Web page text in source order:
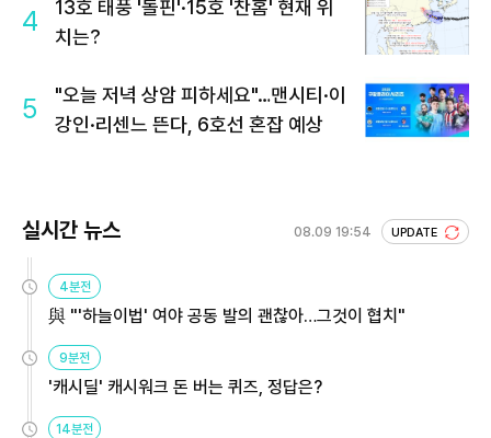
4
13호 태풍 '돌핀'·15호 '찬홈' 현재 위
치는?
5
"오늘 저녁 상암 피하세요"…맨시티·이
강인·리센느 뜬다, 6호선 혼잡 예상
실시간 뉴스 08.09 19:54 UPDATE
4분전
與 "'하늘이법' 여야 공동 발의 괜찮아…그것이 협치"
9분전
'캐시딜' 캐시워크 돈 버는 퀴즈, 정답은?
14분전